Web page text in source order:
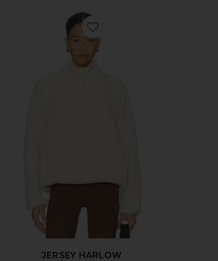
Favorite JERSEY HARLOW
JERSEY HARLOW